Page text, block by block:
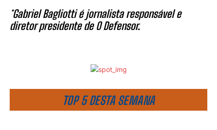
TOP 5 DESTA SEMANA
*Gabriel Bagliotti é jornalista responsável e
diretor presidente de O Defensor.